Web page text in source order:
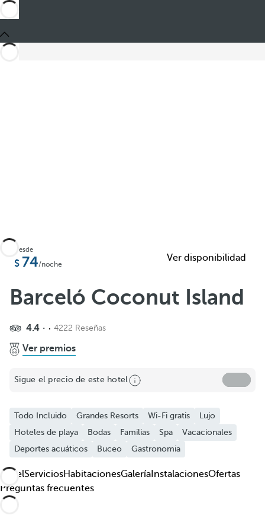
Compartir
Añadir a favoritos
Ver más fotos y videos
Desde
74/noche
Ver disponibilidad
Barceló Coconut Island
4.4 4222 Reseñas
Ver premios
Sigue el precio de este hotel
Todo Incluido Grandes Resorts Wi-Fi gratis
Lujo
Hoteles de playa
Bodas Familias Spa
Vacacionales
Deportes acuáticos
Buceo Gastronomia
HotelServiciosHabitacionesGalería InstalacionesOfertas
Preguntas frecuentes